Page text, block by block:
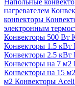
Напольные
нагревателем
конвекторы
электронным
Конвекторы 500 Вт
Конвекторы 1.5 кВт
Конвекторы 2.5 кВт
Конвекторы на 7 м2
Конвекторы на 15 м2
м2 Конвекторы